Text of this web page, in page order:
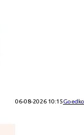
06-08-2026 10:15